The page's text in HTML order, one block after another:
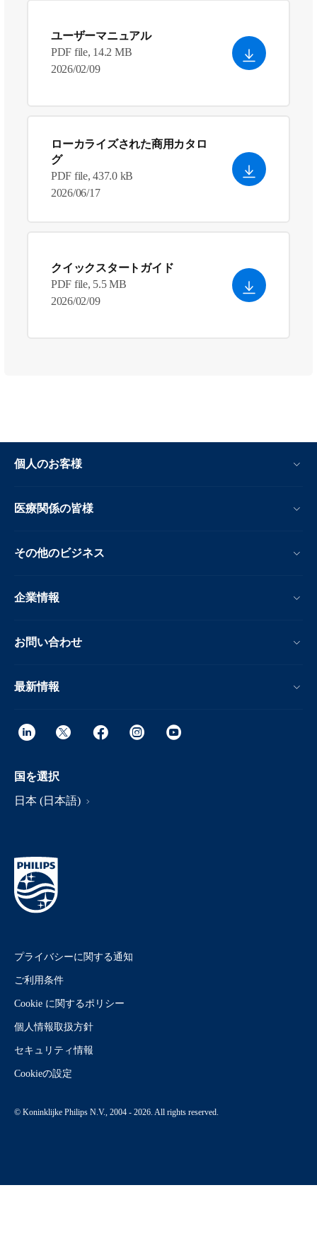
ユーザーマニュアル
PDF file, 14.2 MB
2026/02/09
ローカライズされた商用カタロ
グ
PDF file, 437.0 kB
2026/06/17
クイックスタートガイド
PDF file, 5.5 MB
2026/02/09
個人のお客様
医療関係の皆様
その他のビジネス
企業情報
お問い合わせ
最新情報
国を選択
日本 (日本語)
プライバシーに関する通知
ご利用条件
Cookie に関するポリシー
個人情報取扱方針
セキュリティ情報
Cookieの設定
© Koninklijke Philips N.V., 2004 - 2026. All rights reserved.